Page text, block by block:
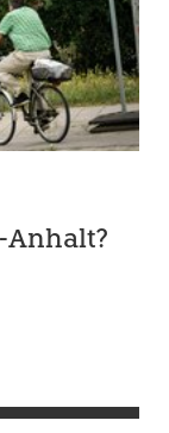
Anhalt?